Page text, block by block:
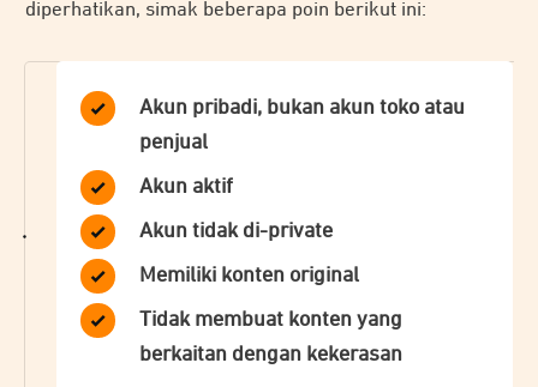
diperhatikan, simak beberapa poin berikut ini:
Akun pribadi, bukan akun toko atau
penjual
Akun aktif
Akun tidak di-private
Memiliki konten original
Tidak membuat konten yang
berkaitan dengan kekerasan